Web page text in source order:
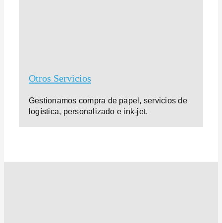
Otros Servicios
Gestionamos compra de papel, servicios de
logística, personalizado e ink-jet.